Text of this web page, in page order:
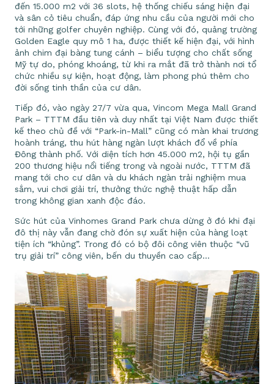
đến 15.000 m2 với 36 slots, hệ thống chiếu sáng hiện đại
và sân cỏ tiêu chuẩn, đáp ứng nhu cầu của người mới cho
tới những golfer chuyên nghiệp. Cùng với đó, quảng trường
Golden Eagle quy mô 1 ha, được thiết kế hiện đại, với hình
ảnh chim đại bàng tung cánh – biểu tượng cho chất sống
Mỹ tự do, phóng khoáng, từ khi ra mắt đã trở thành nơi tổ
chức nhiều sự kiện, hoạt động, làm phong phú thêm cho
đời sống tinh thần của cư dân.
Tiếp đó, vào ngày 27/7 vừa qua, Vincom Mega Mall Grand
Park – TTTM đầu tiên và duy nhất tại Việt Nam được thiết
kế theo chủ đề với “Park-in-Mall” cũng có màn khai trương
hoành tráng, thu hút hàng ngàn lượt khách đổ về phía
Đông thành phố. Với diện tích hơn 45.000 m2, hội tụ gần
200 thương hiệu nổi tiếng trong và ngoài nước, TTTM đã
mang tới cho cư dân và du khách ngàn trải nghiệm mua
sắm, vui chơi giải trí, thưởng thức nghệ thuật hấp dẫn
trong không gian xanh độc đáo.
Sức hút của Vinhomes Grand Park chưa dừng ở đó khi đại
đô thị này vẫn đang chờ đón sự xuất hiện của hàng loạt
tiện ích “khủng”. Trong đó có bộ đôi công viên thuộc “vũ
trụ giải trí” công viên, bến du thuyền cao cấp…